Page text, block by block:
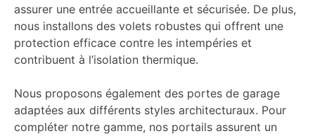
assurer une entrée accueillante et sécurisée. De plus,
nous installons des volets robustes qui offrent une
protection efficace contre les intempéries et
contribuent à l’isolation thermique.
Nous proposons également des portes de garage
adaptées aux différents styles architecturaux. Pour
compléter notre gamme, nos portails assurent un